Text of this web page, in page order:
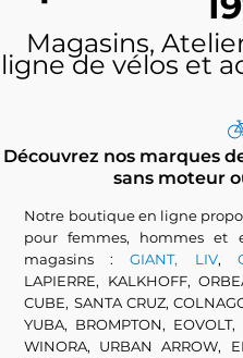
Magasins,
ligne de vélos et
Découvrez nos marques
sans moteur
Notre boutique en ligne
pour femmes, hommes et
magasins :GIANT, LIV,
LAPIERRE, KALKHOFF,
CUBE, SANTA CRUZ,
YUBA, BROMPTON,
WINORA, URBAN ARROW,